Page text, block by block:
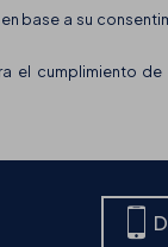
base a su
el cumplimiento